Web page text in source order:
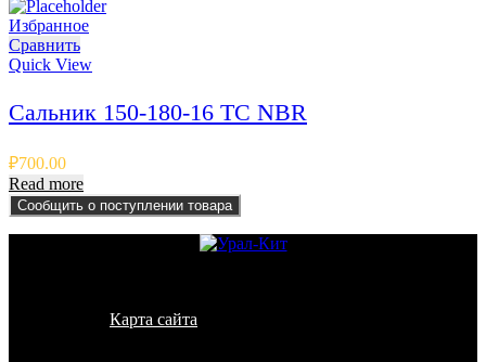
Избранное
Сравнить
Quick View
Сальник 150-180-16 TC NBR
₽700.00
Read more
Сообщить о поступлении товара
Карта сайта